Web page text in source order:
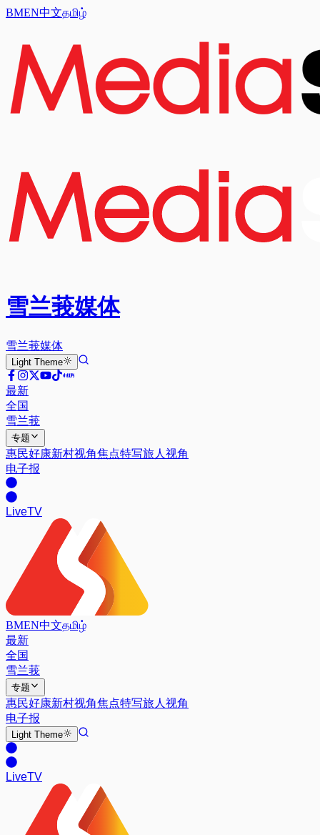
BMEN中文தமிழ்
雪兰莪媒体
雪兰莪媒体
Light Theme
最新
全国
雪兰莪
专题
惠民好康新村视角焦点特写旅人视角
电子报
LiveTV
BMEN中文தமிழ்
最新
全国
雪兰莪
专题
惠民好康新村视角焦点特写旅人视角
电子报
Light Theme
LiveTV